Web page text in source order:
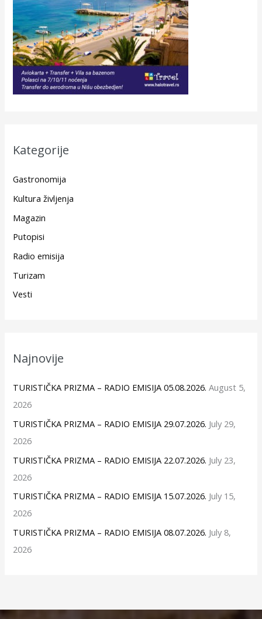
Kategorije
Gastronomija
Kultura življenja
Magazin
Putopisi
Radio emisija
Turizam
Vesti
Najnovije
TURISTIČKA PRIZMA – RADIO EMISIJA 05.08.2026. August 5,
2026
TURISTIČKA PRIZMA – RADIO EMISIJA 29.07.2026. July 29,
2026
TURISTIČKA PRIZMA – RADIO EMISIJA 22.07.2026. July 23,
2026
TURISTIČKA PRIZMA – RADIO EMISIJA 15.07.2026. July 15,
2026
TURISTIČKA PRIZMA – RADIO EMISIJA 08.07.2026. July 8,
2026